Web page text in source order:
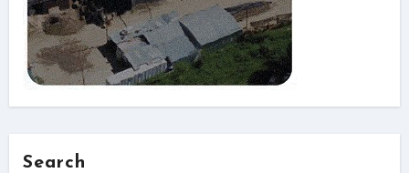
Search